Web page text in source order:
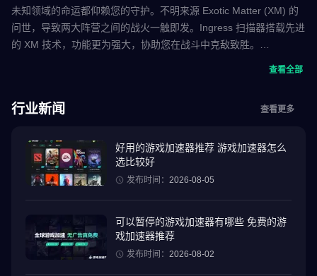
未知领域的命运都仰赖您的守护。不明来源 Exotic Matter (XM) 的
问世，导致两大阵营之间的战火一触即发。Ingress 扫描器搭载先进
的 XM 技术，功能更为强大，协助您在战斗中克敌致胜。
同促进人类的进化并达成终极使命；或与“反抗军”并肩作战齐心守护
现实世界即游戏战场
使用 Ingress 扫描器来探索周遭世界，与极具重要文化价值的公共
为领地而战
通过连接据点并建立控制区域，就能为您的阵营开疆拓土，迎接最
查看全部
行业新闻 查看更多
好用的游戏加速器推荐 游戏加速器怎么
选比较好
发布时间： 2026-08-05
可以暂停的游戏加速器有哪些 免费的游
戏加速器推荐
发布时间： 2026-08-02